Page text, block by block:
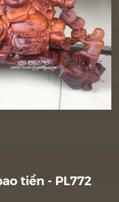
tiền - PL772